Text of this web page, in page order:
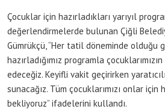
Çocuklar için hazırladıkları yarıyıl
değerlendirmelerde bulunan Çiğli
Gümrükçü, “Her tatil döneminde olduğu
hazırladığımız programla
edeceğiz. Keyifli vakit geçirirken
sunacağız. Tüm çocuklarımızı onlar için
bekliyoruz” ifadelerini kullandı.